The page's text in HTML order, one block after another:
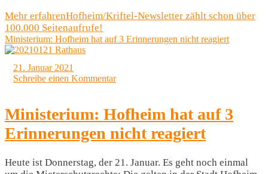
Mehr erfahrenHofheim/Kriftel-Newsletter zählt schon über
100.000 Seitenaufrufe!
Ministerium: Hofheim hat auf 3 Erinnerungen nicht reagiert
21. Januar 2021
Schreibe einen Kommentar
Ministerium: Hofheim hat auf 3
Erinnerungen nicht reagiert
Heute ist Donnerstag, der 21. Januar. Es geht noch einmal